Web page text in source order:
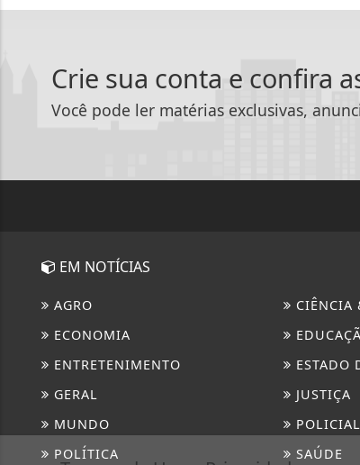
Crie sua conta e confira
Você pode ler matérias exclusivas,
EM NOTÍCIAS
AGRO
CIÊNCIA
ECONOMIA
ENTRETENIMENTO
ESTADO
GERAL
JUSTIÇA
MUNDO
POLICIAL
POLÍTICA
SAÚDE